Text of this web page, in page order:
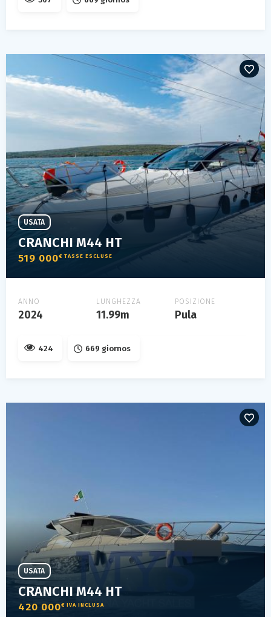
CRANCHI M44 HT
519 000€ TASSE ESCLUSE
USATA
ANNO
2024
LUNGHEZZA
11.99m
POSIZIONE
Pula
424 669 giornos
CRANCHI M44 HT
420 000€ IVA INCLUSA
USATA